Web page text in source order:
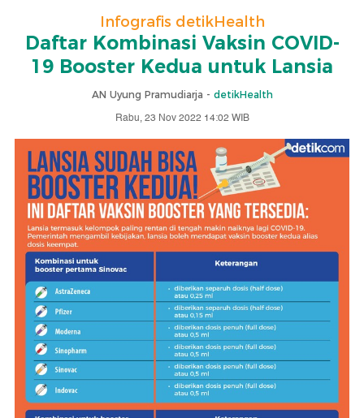
Infografis detikHealth
Daftar Kombinasi Vaksin COVID-
19 Booster Kedua untuk Lansia
AN Uyung Pramudiarja - detikHealth
Rabu, 23 Nov 2022 14:02 WIB